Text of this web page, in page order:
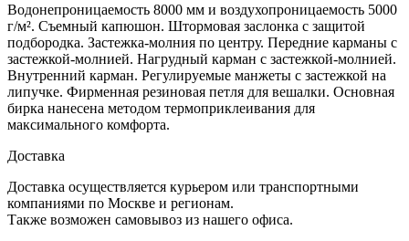
Водонепроницаемость 8000 мм и воздухопроницаемость 5000
г/м². Съемный капюшон. Штормовая заслонка с защитой
подбородка. Застежка-молния по центру. Передние карманы с
застежкой-молнией. Нагрудный карман с застежкой-молнией.
Внутренний карман. Регулируемые манжеты с застежкой на
липучке. Фирменная резиновая петля для вешалки. Основная
бирка нанесена методом термоприклеивания для
максимального комфорта.
Доставка
Доставка осуществляется курьером или транспортными
компаниями по Москве и регионам.
Также возможен самовывоз из нашего офиса.